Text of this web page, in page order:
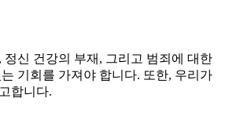
신 건강의 부재, 그리고 범죄에 대한
기회를 가져야 합니다. 또한, 우리가
합니다.